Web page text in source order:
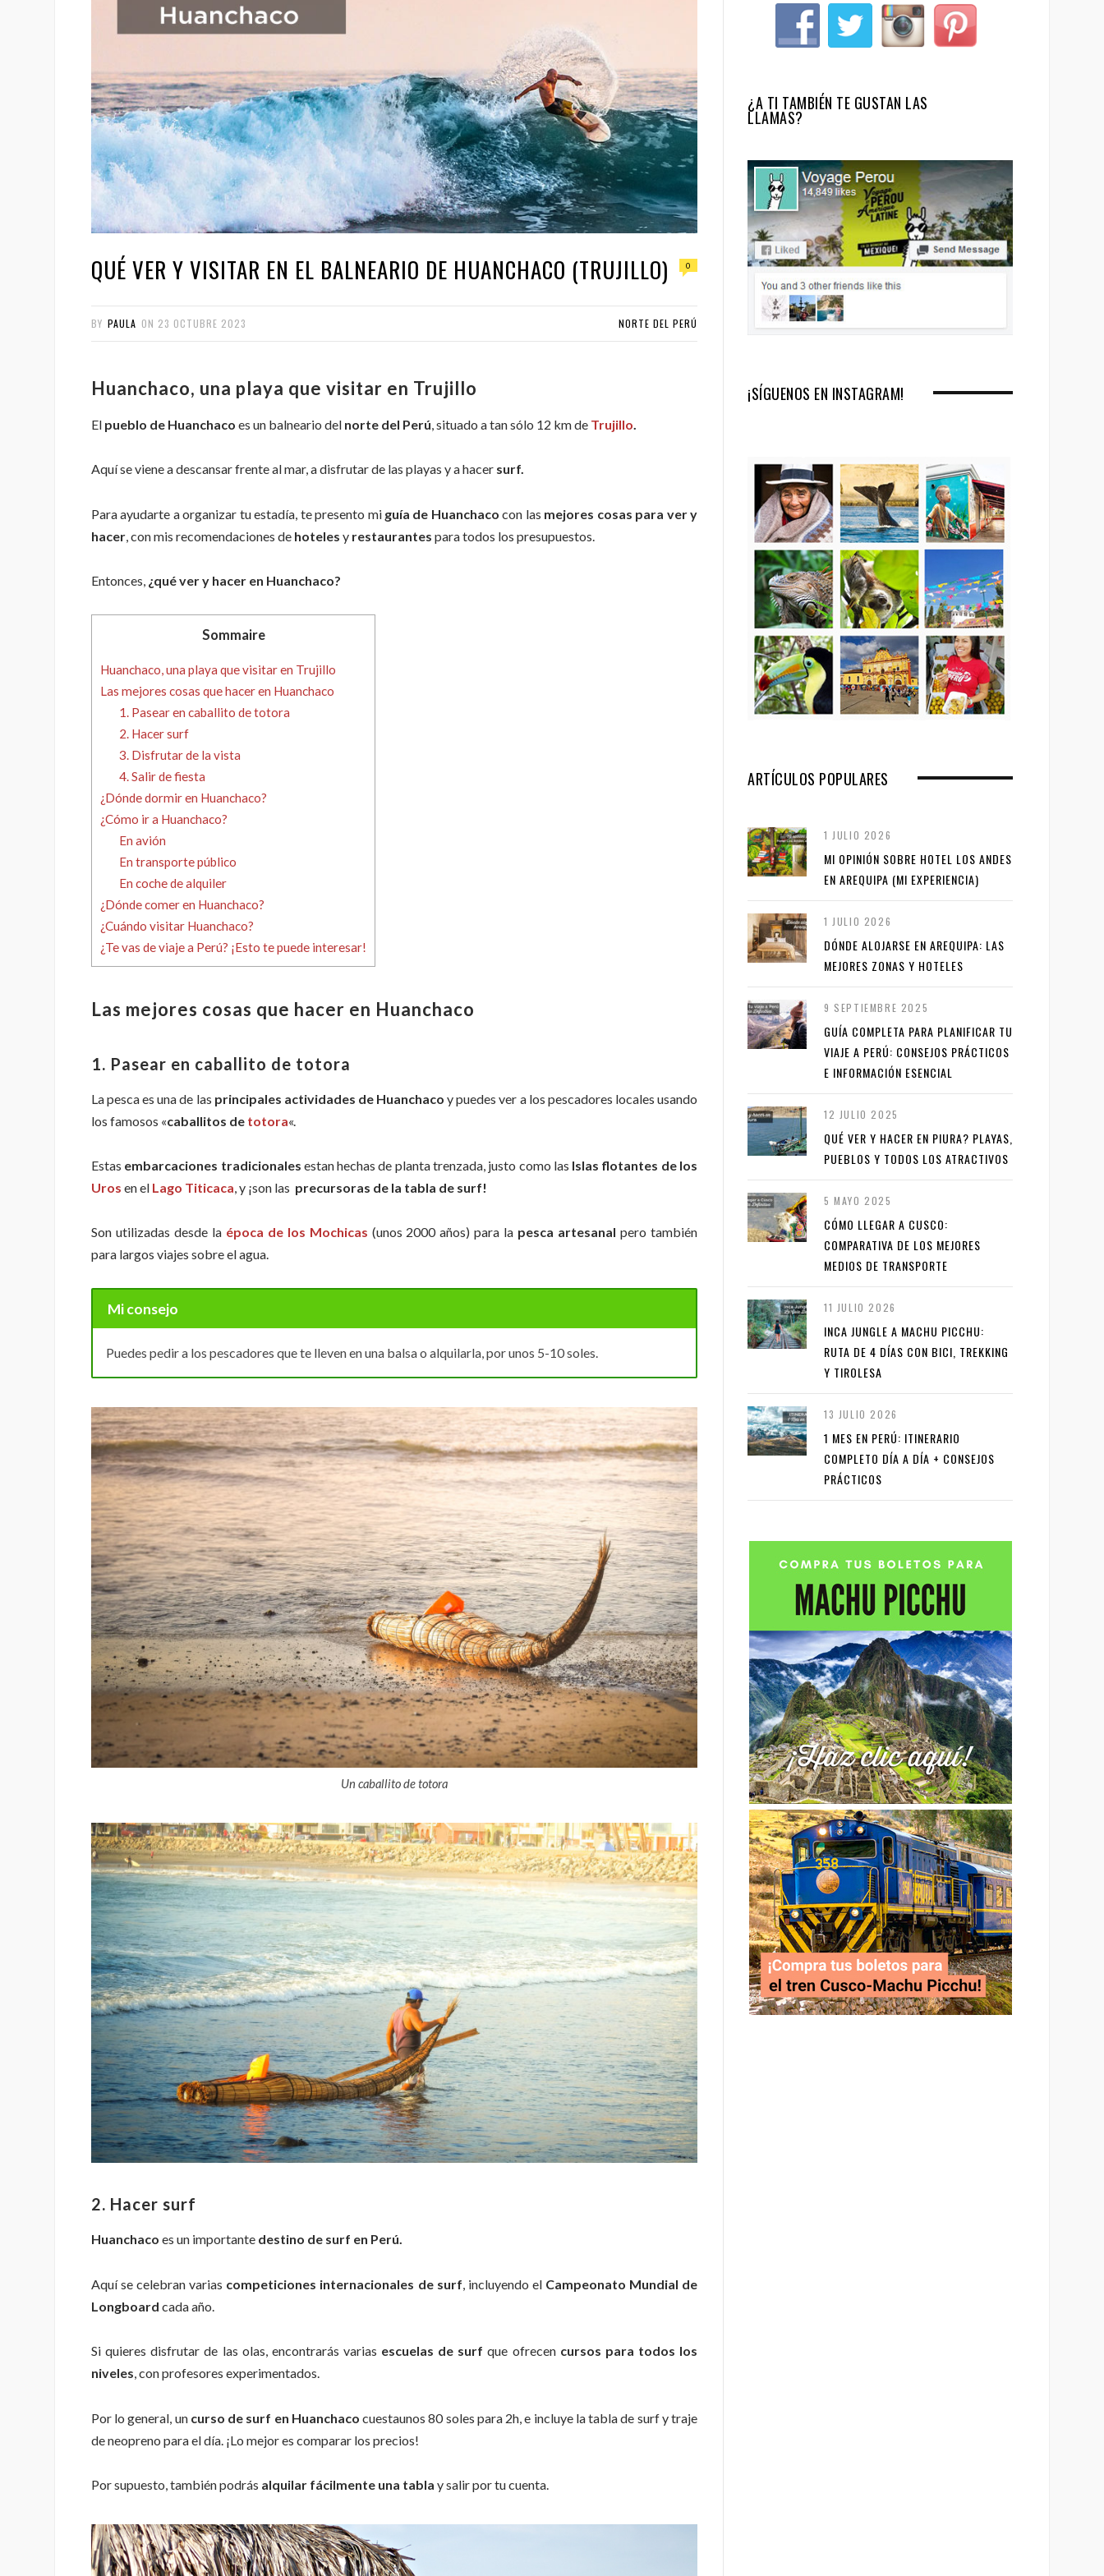
QUÉ VER Y VISITAR EN EL BALNEARIO DE HUANCHACO (TRUJILLO) 0
BY PAULA ON 23 OCTUBRE 2023 NORTE DEL PERÚ
Huanchaco, una playa que visitar en Trujillo
El pueblo de Huanchaco es un balneario del norte del Perú, situado a tan sólo 12 km de Trujillo.
Aquí se viene a descansar frente al mar, a disfrutar de las playas y a hacer surf.
Para ayudarte a organizar tu estadía, te presento mi guía de Huanchaco con las mejores cosas para ver y
hacer , con mis recomendaciones de hoteles y restaurantes para todos los presupuestos.
Entonces, ¿qué ver y hacer en Huanchaco?
Sommaire
Huanchaco, una playa que visitar en Trujillo
Las mejores cosas que hacer en Huanchaco
1. Pasear en caballito de totora
2. Hacer surf
3. Disfrutar de la vista
4. Salir de fiesta
¿Dónde dormir en Huanchaco?
¿Cómo ir a Huanchaco?
En avión
En transporte público
En coche de alquiler
¿Dónde comer en Huanchaco?
¿Cuándo visitar Huanchaco?
¿Te vas de viaje a Perú? ¡Esto te puede interesar!
Las mejores cosas que hacer en Huanchaco
1. Pasear en caballito de totora
La pesca es una de las principales actividades de Huanchacoy puedes ver a los pescadores locales usando
los famosos «caballitos de totora«.
Estas embarcaciones tradicionales estan hechas de planta trenzada, justo como las Islas flotantes de los
Uros en el Lago Titicaca, y ¡son las precursoras de la tabla de surf!
Son utilizadas desde la época de los Mochicas (unos 2000 años) para la pesca artesanal pero también
para largos viajes sobre el agua.
Mi consejo
Puedes pedir a los pescadores que te lleven en una balsa o alquilarla, por unos 5-10 soles.
Un caballito de totora
2. Hacer surf
Huanchaco es un importante destino de surf en Perú.
Aquí se celebran varias competiciones internacionales de surf, incluyendo el Campeonato Mundial de
Longboard cada año.
Si quieres disfrutar de las olas, encontrarás varias escuelas de surf que ofrecen cursos para todos los
niveles, con profesores experimentados.
Por lo general, un curso de surf en Huanchaco cuestaunos 80 soles para 2h, e incluye la tabla de surf y traje
de neopreno para el día. ¡Lo mejor es comparar los precios!
Por supuesto, también podrás alquilar fácilmente una tabla y salir por tu cuenta.
¿A TI TAMBIÉN TE GUSTAN LAS
LLAMAS?
¡SÍGUENOS EN INSTAGRAM!
ARTÍCULOS POPULARES
1 JULIO 2026
MI OPINIÓN SOBRE HOTEL LOS ANDES
EN AREQUIPA (MI EXPERIENCIA)
1 JULIO 2026
DÓNDE ALOJARSE EN AREQUIPA: LAS
MEJORES ZONAS Y HOTELES
9 SEPTIEMBRE 2025
GUÍA COMPLETA PARA PLANIFICAR TU
VIAJE A PERÚ: CONSEJOS PRÁCTICOS
E INFORMACIÓN ESENCIAL
12 JULIO 2025
QUÉ VER Y HACER EN PIURA? PLAYAS,
PUEBLOS Y TODOS LOS ATRACTIVOS
5 MAYO 2025
CÓMO LLEGAR A CUSCO:
COMPARATIVA DE LOS MEJORES
MEDIOS DE TRANSPORTE
11 JULIO 2026
INCA JUNGLE A MACHU PICCHU:
RUTA DE 4 DÍAS CON BICI, TREKKING
Y TIROLESA
13 JULIO 2026
1 MES EN PERÚ: ITINERARIO
COMPLETO DÍA A DÍA + CONSEJOS
PRÁCTICOS